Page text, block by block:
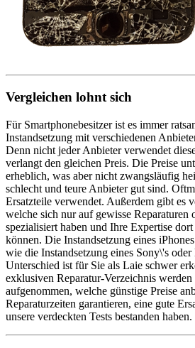
Vergleichen lohnt sich
Für Smartphonebesitzer ist es immer
Instandsetzung mit verschiedenen
Denn nicht jeder Anbieter verwendet
verlangt den gleichen Preis. Die Preise
erheblich, was aber nicht zwangsläufig
schlecht und teure Anbieter gut sind.
Ersatzteile verwendet. Außerdem gibt es
welche sich nur auf gewisse Reparaturen
spezialisiert haben und Ihre Expertise
können. Die Instandsetzung eines
wie die Instandsetzung eines Sony\'s
Unterschied ist für Sie als Laie schwer
exklusiven Reparatur-Verzeichnis
aufgenommen, welche günstige Preise
Reparaturzeiten garantieren, eine gute
unsere verdeckten Tests bestanden haben.